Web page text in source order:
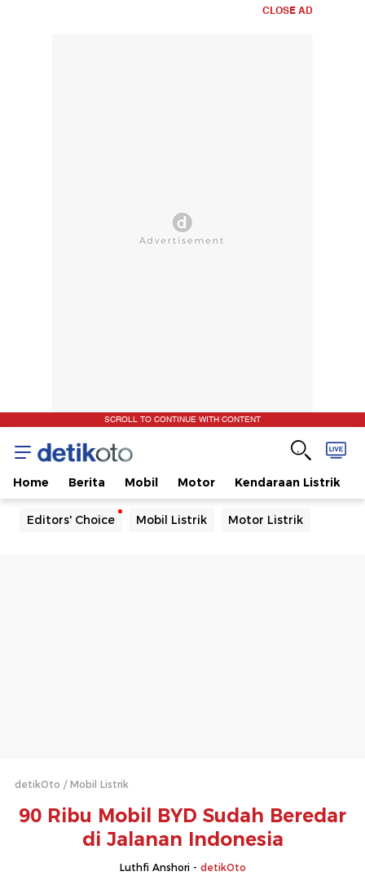
CLOSE AD
SCROLL TO CONTINUE WITH CONTENT
Home Berita Mobil Motor Kendaraan Listrik
Editors' Choice Mobil Listrik Motor Listrik
detikOto Mobil Listrik
90 Ribu Mobil BYD Sudah Beredar
di Jalanan Indonesia
Luthfi Anshori - detikOto